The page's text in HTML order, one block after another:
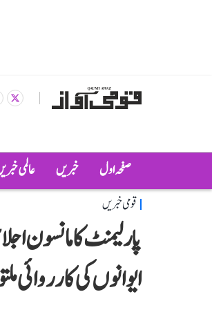
صفحہ اول خبریں عالمی
قومی خبریں
پارلیمنٹ کا مانسون
ایوانوں کی کارروائی